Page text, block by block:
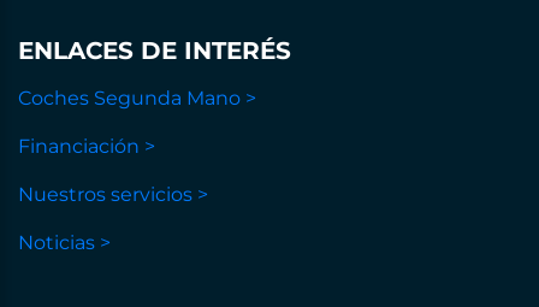
ENLACES DE INTERÉS
Coches Segunda Mano >
Financiación >
Nuestros servicios >
Noticias >